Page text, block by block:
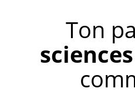
Ton